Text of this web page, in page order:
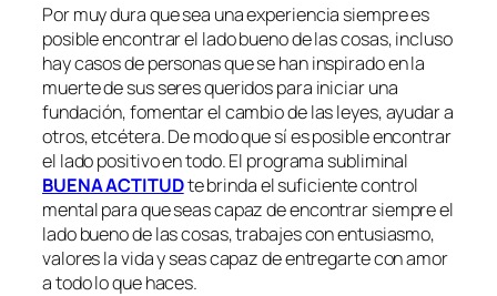
Por muy dura que sea una experiencia siempre es
posible encontrar el lado bueno de las cosas, incluso
hay casos de personas que se han inspirado en la
muerte de sus seres queridos para iniciar una
fundación, fomentar el cambio de las leyes, ayudar a
otros, etcétera. De modo que sí es posible encontrar
el lado positivo en todo. El programa subliminal
BUENA ACTITUDte brinda el suficiente control
mental para que seas capaz de encontrar siempre el
lado bueno de las cosas, trabajes con entusiasmo,
valores la vida y seas capaz de entregarte con amor
a todo lo que haces.